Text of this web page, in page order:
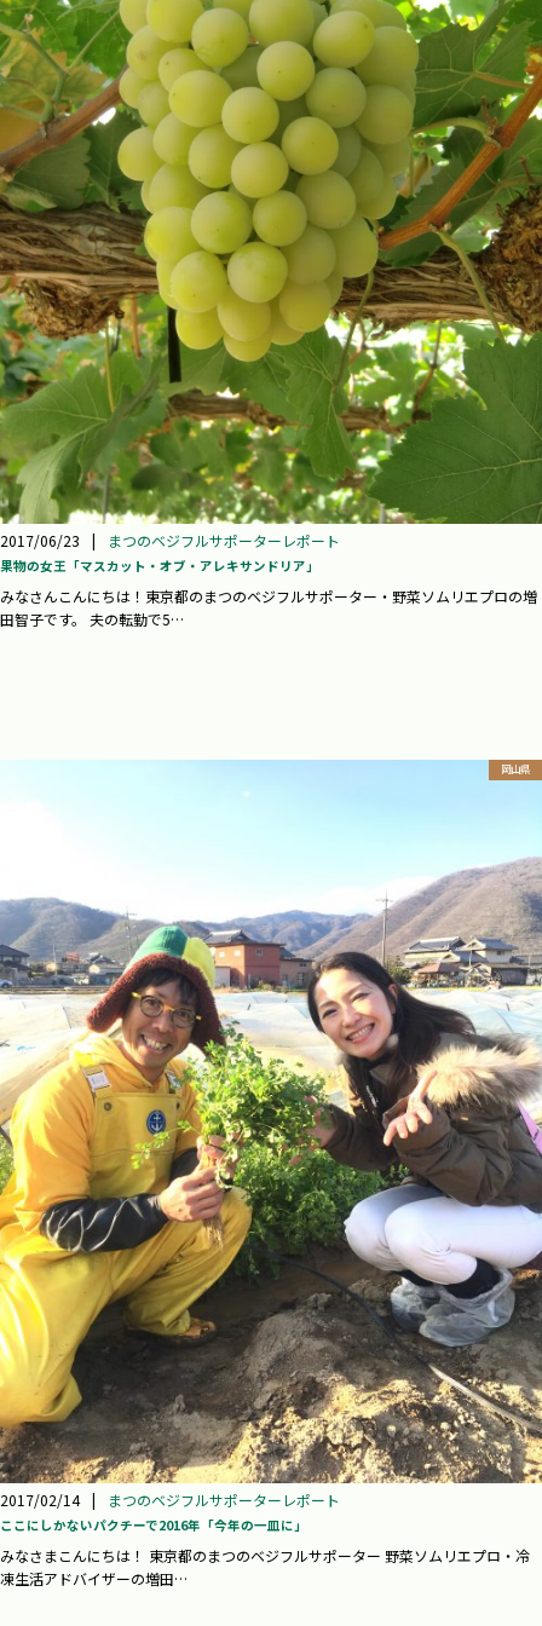
2017/06/23 | まつのベジフルサポーターレポート
果物の女王「マスカット・オブ・アレキサンドリア」
みなさんこんにちは！東京都のまつのベジフルサポーター・野菜ソムリエプロの増
田智子です。 夫の転勤で5…
岡山県
2017/02/14 | まつのベジフルサポーターレポート
ここにしかないパクチーで2016年「今年の一皿に」
みなさまこんにちは！ 東京都のまつのベジフルサポーター 野菜ソムリエプロ・冷
凍生活アドバイザーの増田…